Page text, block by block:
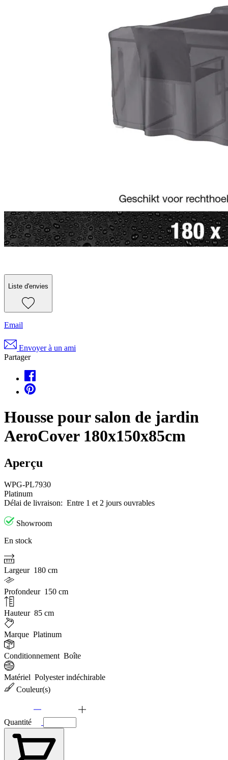
Liste d'envies
Email
Envoyer à un ami
Partager
Housse pour salon de jardin
AeroCover 180x150x85cm
Aperçu
WPG-PL7930
Platinum
Délai de livraison: Entre 1 et 2 jours ouvrables
Showroom
En stock
Largeur 180 cm
Profondeur 150 cm
Hauteur 85 cm
Marque Platinum
Conditionnement Boîte
Matériel Polyester indéchirable
Couleur(s)
Quantité